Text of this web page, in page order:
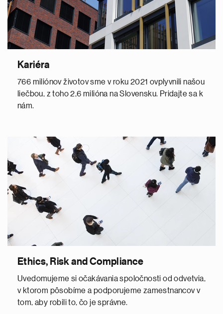
Kariéra
766 miliónov životov sme v roku 2021 ovplyvnili našou
liečbou, z toho 2,6 milióna na Slovensku. Pridajte sa k
nám.
Ethics, Risk and Compliance
Uvedomujeme si očakávania spoločnosti od odvetvia,
v ktorom pôsobíme a podporujeme zamestnancov v
tom, aby robili to, čo je správne.